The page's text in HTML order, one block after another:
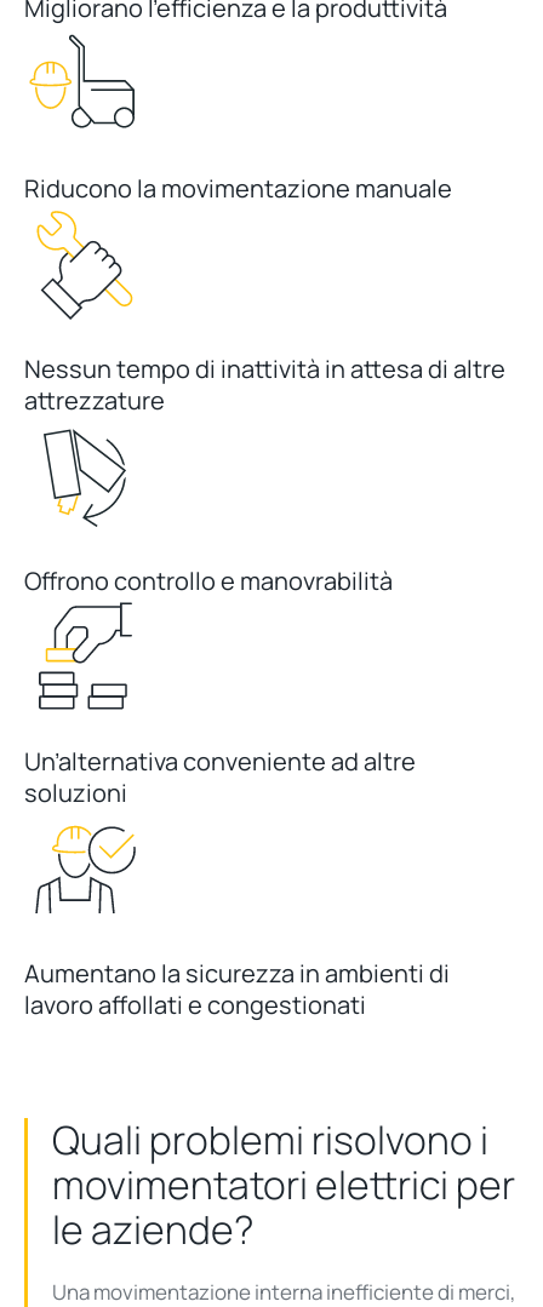
Migliorano l’efficienza e la produttività
Riducono la movimentazione manuale
Nessun tempo di inattività in attesa di altre
attrezzature
Offrono controllo e manovrabilità
Un’alternativa conveniente ad altre
soluzioni
Aumentano la sicurezza in ambienti di
lavoro affollati e congestionati
Quali problemi risolvono i
movimentatori elettrici per
le aziende?
Una movimentazione interna inefficiente di merci,